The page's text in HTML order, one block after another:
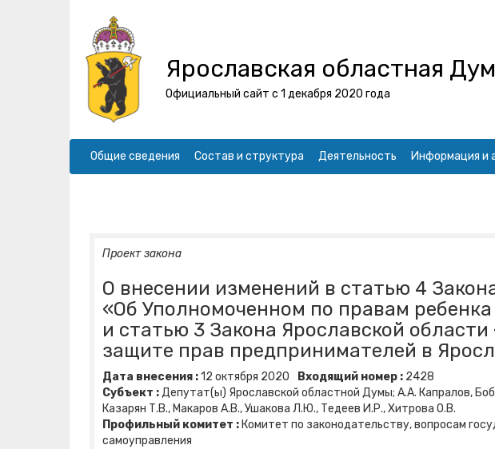
Ярославская областная
Официальный сайт с 1 декабря 2020 года
Общие сведения Состав и структура Деятельность Информация и
Проект закона
О внесении изменений в статью 4
«Об Уполномоченном по правам
и статью 3 Закона Ярославской
защите прав предпринимателей в
Дата внесения :12 октября 2020 Входящий номер : 2428
Субъект :Депутат(ы) Ярославской областной Думы; А.А. Капралов,
Казарян Т.В., Макаров А.В., Ушакова Л.Ю., Тедеев И.Р., Хитрова О.В.
Профильный комитет : Комитет по законодательству, вопросам
самоуправления